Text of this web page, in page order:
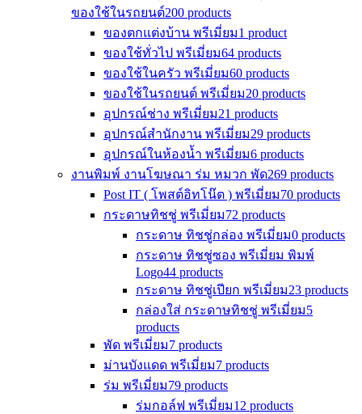
ของใช้ในรถยนต์200 products
ของตกแต่งบ้าน พรีเมี่ยม1 product
ของใช้ทั่วไป พรีเมี่ยม64 products
ของใช้ในครัว พรีเมี่ยม60 products
ของใช้ในรถยนต์ พรีเมี่ยม20 products
อุปกรณ์ช่าง พรีเมี่ยม21 products
อุปกรณ์สำนักงาน พรีเมี่ยม29 products
อุปกรณ์ในห้องน้ำ พรีเมี่ยม6 products
งานพิมพ์ งานโฆษณา ร่ม หมวก พัด269 products
Post IT ( โพสต์อิทโน๊ต ) พรีเมี่ยม70 products
กระดาษทิชชู่ พรีเมี่ยม72 products
กระดาษ ทิชชู่กล่อง พรีเมี่ยม0 products
กระดาษ ทิชชู่ซอง พรีเมี่ยม พิมพ์
Logo44 products
กระดาษ ทิชชู่เปียก พรีเมี่ยม23 products
กล่องใส่ กระดาษทิชชู่ พรีเมี่ยม5
products
พัด พรีเมี่ยม7 products
ม่านบังแดด พรีเมี่ยม7 products
ร่ม พรีเมี่ยม79 products
ร่มกอล์ฟ พรีเมี่ยม12 products